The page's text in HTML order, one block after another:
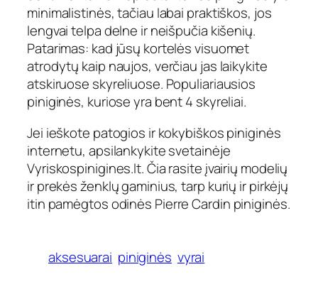
minimalistinės, tačiau labai praktiškos, jos
lengvai telpa delne ir neišpučia kišenių.
Patarimas: kad jūsų kortelės visuomet
atrodytų kaip naujos, verčiau jas laikykite
atskiruose skyreliuose. Populiariausios
piniginės, kuriose yra bent 4 skyreliai.
Jei ieškote patogios ir kokybiškos piniginės
internetu, apsilankykite svetainėje
Vyriskospinigines.lt.Čia rasite įvairių modelių
ir prekės ženklų gaminius, tarp kurių ir pirkėjų
itin pamėgtos odinės Pierre Cardin piniginės.
aksesuarai piniginės vyrai